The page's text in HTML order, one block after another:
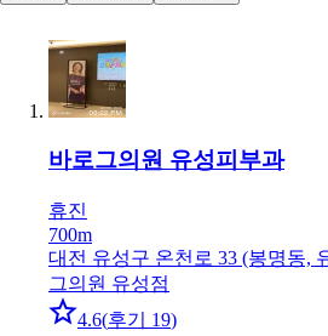
바로그의원 유성피부과
휴진
700m
대전 유성구 온천로 33 (봉명동,
그의원 유성점
4.6(후기 19)